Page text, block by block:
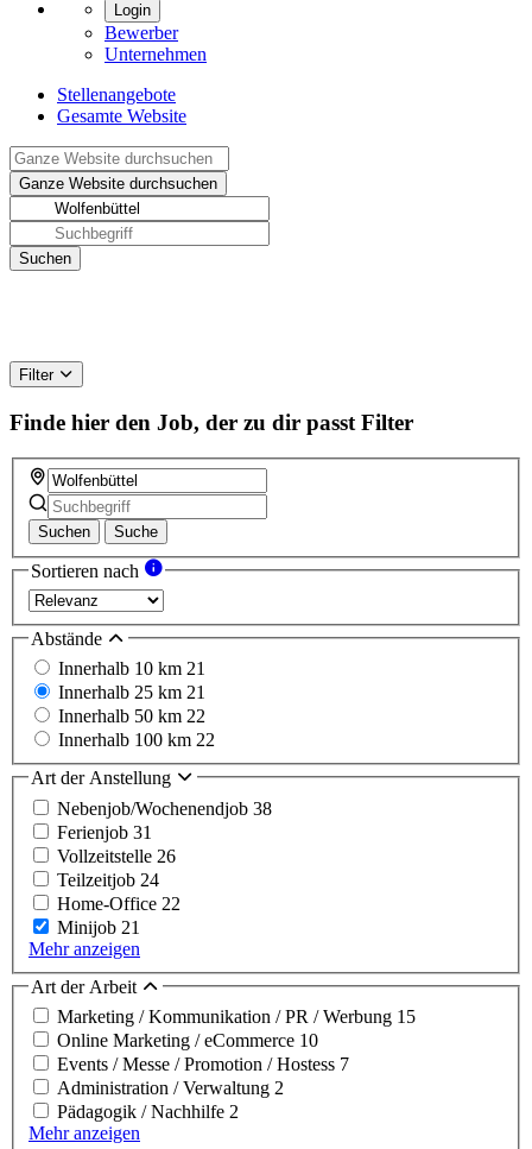
Login
Bewerber
Unternehmen
Stellenangebote
Gesamte Website
Filter
Finde hier den Job, der zu dir passt Filter
Suchen Suche
Sortieren nach
Abstände
Innerhalb 10 km 21
Innerhalb 25 km 21
Innerhalb 50 km 22
Innerhalb 100 km 22
Art der Anstellung
Nebenjob/Wochenendjob 38
Ferienjob 31
Vollzeitstelle 26
Teilzeitjob 24
Home-Office 22
Minijob 21
Mehr anzeigen
Art der Arbeit
Marketing / Kommunikation / PR / Werbung 15
Online Marketing / eCommerce 10
Events / Messe / Promotion / Hostess 7
Administration / Verwaltung 2
Pädagogik / Nachhilfe 2
Mehr anzeigen